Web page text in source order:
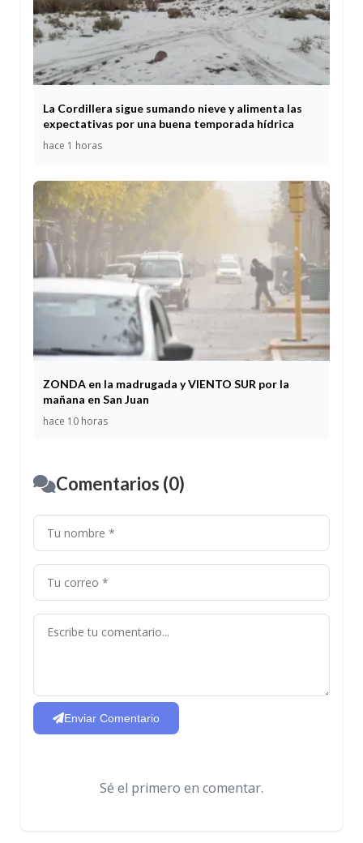
La Cordillera sigue sumando nieve y alimenta las
expectativas por una buena temporada hídrica
hace 1 horas
ZONDA en la madrugada y VIENTO SUR por la
mañana en San Juan
hace 10 horas
Comentarios (0)
Enviar Comentario
Sé el primero en comentar.